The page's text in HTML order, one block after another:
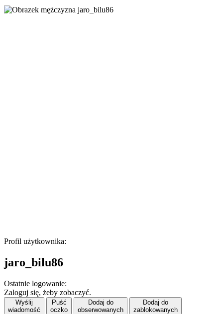
Profil użytkownika:
jaro_bilu86
Ostatnie logowanie:
Zaloguj się, żeby zobaczyć.
Wyślij
wiadomość
Puść
oczko
Dodaj do
obserwowanych
Dodaj do
zablokowanych